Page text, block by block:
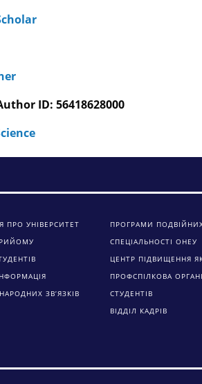
ID: 56418628000
ПРО УНІВЕРСИТЕТ
ЗВ’ЯЗКІВ
ПРОГРАМИ
СПЕЦІАЛЬНОСТІ ОНЕУ
ЦЕНТР ПІДВИЩЕННЯ
ПРОФСПІЛКОВА
СТУДЕНТІВ
ВІДДІЛ КАДРІВ